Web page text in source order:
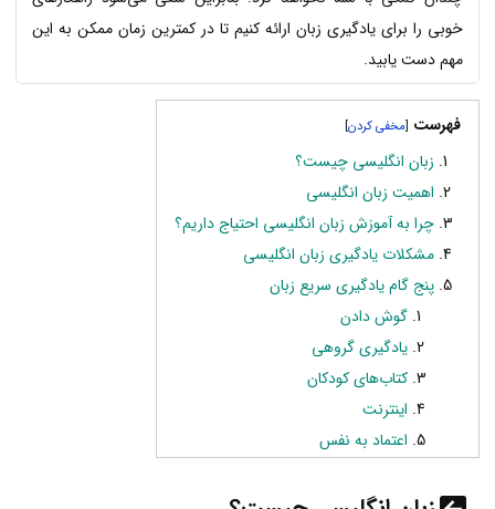
خوبی را برای یادگیری زبان ارائه کنیم تا در کمترین زمان ممکن به این
مهم دست یابید.
فهرست [
]
زبان انگلیسی چیست؟
اهمیت زبان انگلیسی
چرا به آموزش زبان انگلیسی احتیاج داریم؟
مشکلات یادگیری زبان انگلیسی
پنج گام یادگیری سریع زبان
گوش دادن
یادگیری گروهی
کتاب‌های کودکان
اینترنت
اعتماد به نفس